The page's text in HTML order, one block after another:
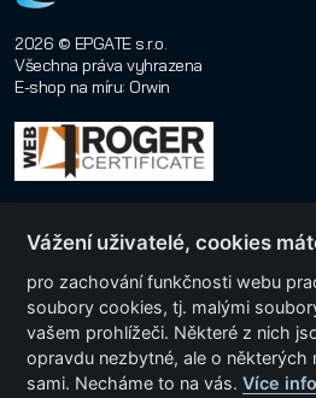
2026 © EPGATE s.r.o.
Všechna práva vyhrazena
E-shop na míru: Orwin
Menu
Vážení uživatelé, cookies
pro zachování funkčnosti webu
soubory cookies, tj. malými
vašem prohlížeči. Některé z nich
opravdu nezbytné, ale o
sami. Necháme to na vás.Více